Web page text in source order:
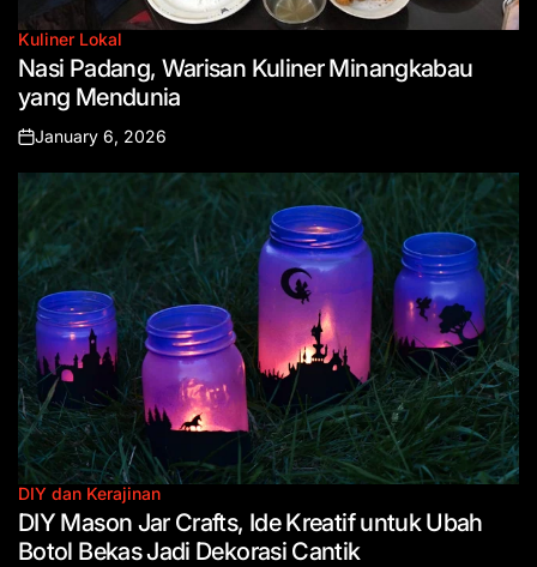
Posted
in
Kuliner Lokal
Nasi Padang, Warisan Kuliner Minangkabau
yang Mendunia
Posted
on
January 6, 2026
Posted
in
DIY dan Kerajinan
DIY Mason Jar Crafts, Ide Kreatif untuk Ubah
Botol Bekas Jadi Dekorasi Cantik